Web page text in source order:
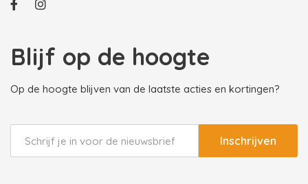
Blijf op de hoogte
Op de hoogte blijven van de laatste acties en kortingen?
Inschrijven